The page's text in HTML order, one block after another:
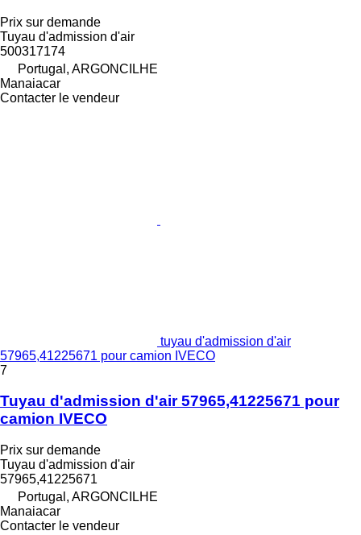
Prix sur demande
Tuyau d'admission d'air
500317174
Portugal, ARGONCILHE
Manaiacar
Contacter le vendeur
tuyau d'admission d'air
57965,41225671 pour camion IVECO
7
Tuyau d'admission d'air 57965,41225671 pour
camion IVECO
Prix sur demande
Tuyau d'admission d'air
57965,41225671
Portugal, ARGONCILHE
Manaiacar
Contacter le vendeur